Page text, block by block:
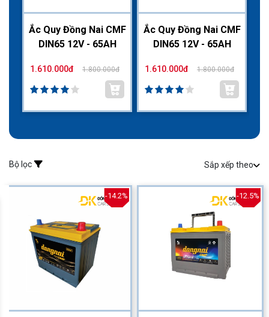
Ắc Quy Đồng Nai CMF
DIN65 12V - 65AH
1.610.000đ 1.800.000đ
Ắc Quy Đồng Nai CMF
DIN65 12V - 65AH
1.610.000đ 1.800.000đ
Bộ lọc Sắp xếp theo
-14.2% -12.5%